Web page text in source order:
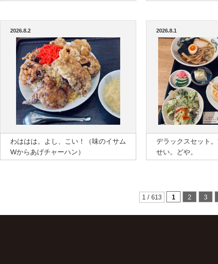
2026.8.2
わははは。よし、こい！（味のイサム
Wからあげチャーハン）
2026.8.1
デラックスセット
せい。どや。
1 / 613 1 2 3